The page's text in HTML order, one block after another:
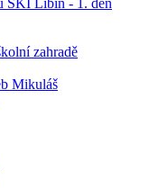
SKI Libín - 1. den
zahradě
Mikuláš